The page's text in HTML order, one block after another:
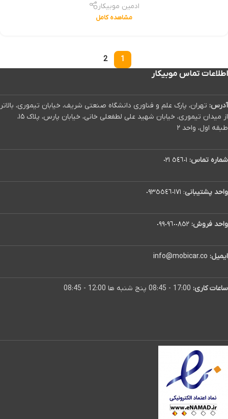
ادمین موبیکار
مشاهده کامل
1
2
اطلاعات تماس موبیکار
آدرس: تهران، پارک علم و فناوری دانشگاه صنعتی شریف، خیابان تیموری، بالاتر
از میدان تیموری، خیابان شهید علی لطفعلی خانی، خیابان پارس، پلاک ۱۵،
طبقه اول، واحد ۲
شماره تماس: ٥٤٦٠١ ٠٢١
واحد پشتیبانی: ٠٩٣٥٥٤٦٠١٧١
واحد فروش: ٠٩٩٠٩٦٠٠٨٥٢
ایمیل: info@mobicar.co
ساعات کاری: